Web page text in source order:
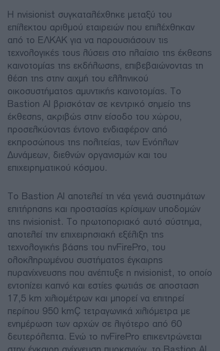
Η nvisionist συγκαταλέχθηκε μεταξύ του
επίλεκτου αριθμού εταιρειών που επιλέχθηκαν
από το ΕΛΚΑΚ για να παρουσιάσουν τις
τεχνολογικές τους λύσεις στο πλαίσιο της έκθεσης
καινοτομίας της εκδήλωσης, επιβεβαιώνοντας τη
θέση της στην αιχμή του ελληνικού
οικοσυστήματος αμυντικής καινοτομίας. Το
Bastion AI βρισκόταν σε κεντρικό σημείο της
έκθεσης, ακριβώς στην είσοδο του χώρου,
προσελκύοντας έντονο ενδιαφέρον από
εκπροσώπους της πολιτείας, των Ενόπλων
Δυνάμεων, διεθνών οργανισμών και του
επιχειρηματικού κόσμου.
Το Bastion AI αποτελεί τη νέα γενιά συστημάτων
επιτήρησης και προστασίας κρίσιμων υποδομών
της nvisionist. Το πρωτοποριακό αυτό σύστημα,
αποτελεί την επιχειρησιακή εξέλιξη της
τεχνολογικής βάσης του nvFirePro, του
ολοκληρωμένου συστήματος έγκαιρης
πυρανίχνευσης που ανέπτυξε η nvisionist, το οποίο
εντοπίζει καπνό και εστίες φωτιάς σε αποσταση
17,5 km χιλιομέτρων και μπορεί να επιτηρεί
περίπου 950 km² τετραγωνικά χιλιόμετρα με
ενημέρωση των αρχών σε λιγότερο από 60
δευτερόλεπτα. Ενώ το nvFirePro επικεντρώνεται